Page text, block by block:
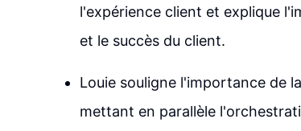
l'expérience client et explique
et le succès du client.
Louie souligne l'importance de
mettant en parallèle